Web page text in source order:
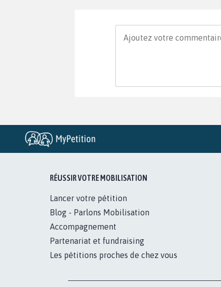
RÉUSSIR VOTRE MOBILISATION
Lancer votre pétition
Blog - Parlons Mobilisation
Accompagnement
Partenariat et fundraising
Les pétitions proches de chez vous